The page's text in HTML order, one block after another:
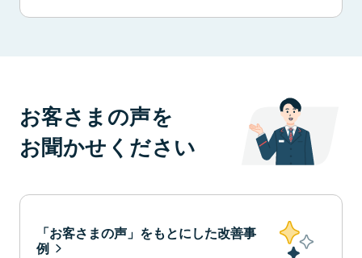
お客さまの声を
お聞かせください
「お客さまの声」をもとにした改善事
例